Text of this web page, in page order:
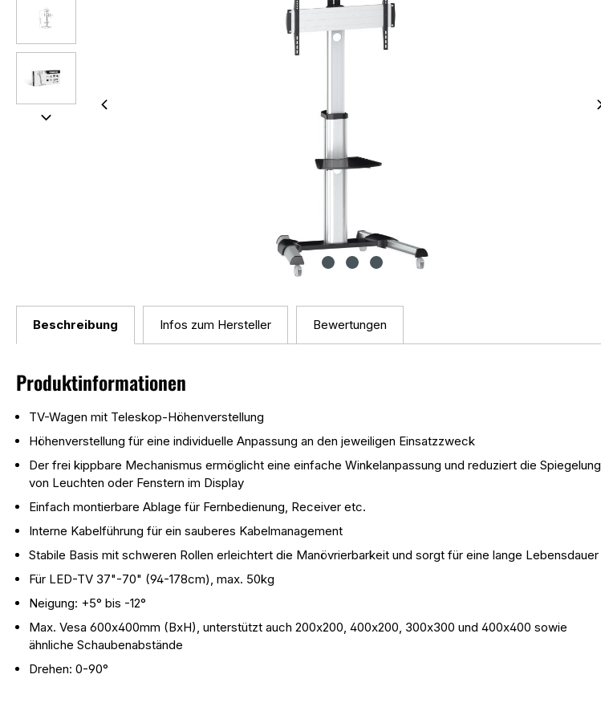
Beschreibung Infos zum Hersteller Bewertungen
Produktinformationen
TV-Wagen mit Teleskop-Höhenverstellung
Höhenverstellung für eine individuelle Anpassung an den jeweiligen Einsatzzweck
Der frei kippbare Mechanismus ermöglicht eine einfache Winkelanpassung und reduziert die Spiegelung
von Leuchten oder Fenstern im Display
Einfach montierbare Ablage für Fernbedienung, Receiver etc.
Interne Kabelführung für ein sauberes Kabelmanagement
Stabile Basis mit schweren Rollen erleichtert die Manövrierbarkeit und sorgt für eine lange Lebensdauer
Für LED-TV 37"-70" (94-178cm), max. 50kg
Neigung: +5° bis -12°
Max. Vesa 600x400mm (BxH), unterstützt auch 200x200, 400x200, 300x300 und 400x400 sowie
ähnliche Schaubenabstände
Drehen: 0-90°